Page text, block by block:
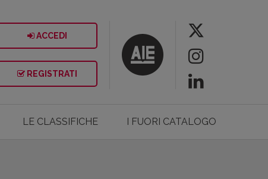
ACCEDI
REGISTRATI
LE CLASSIFICHE I FUORI CATALOGO